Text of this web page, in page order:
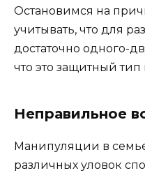
Остановимся на
учитывать, что для
достаточно одного-
что это защитный
Неправильное
Манипуляции в
различных уловок